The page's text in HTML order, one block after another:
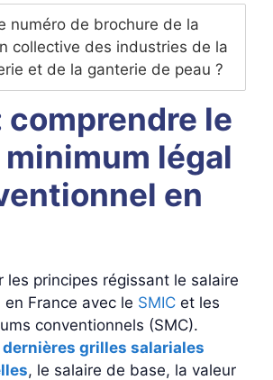
numéro de brochure de la
collective des industries de la
et de la ganterie de peau ?
comprendre le
légal
en
les principes régissant le salaire
France avec le SMIC et les
conventionnels (SMC).
dernières grilles salariales
, le salaire de base, la valeur